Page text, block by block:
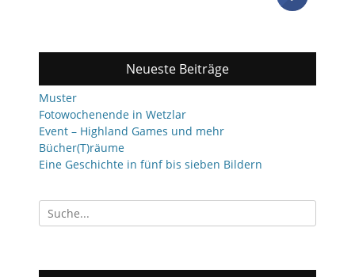
Neueste Beiträge
Muster
Fotowochenende in Wetzlar
Event – Highland Games und mehr
Bücher(T)räume
Eine Geschichte in fünf bis sieben Bildern
Suchen
nach: